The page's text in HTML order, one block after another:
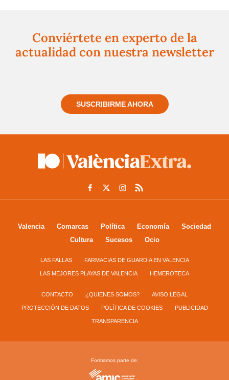
Conviértete en experto de la
actualidad con nuestra newsletter
SUSCRIBIRME AHORA
Valencia Comarcas Política Economía
Sociedad
Cultura
Sucesos Ocio
LAS FALLAS FARMACIAS DE GUARDIA EN VALENCIA
LAS MEJORES PLAYAS DE VALENCIA HEMEROTECA
CONTACTO ¿QUIENES SOMOS? AVISO LEGAL
PROTECCIÓN DE DATOS POLÍTICA DE COOKIES PUBLICIDAD
TRANSPARENCIA
Formamos parte de: